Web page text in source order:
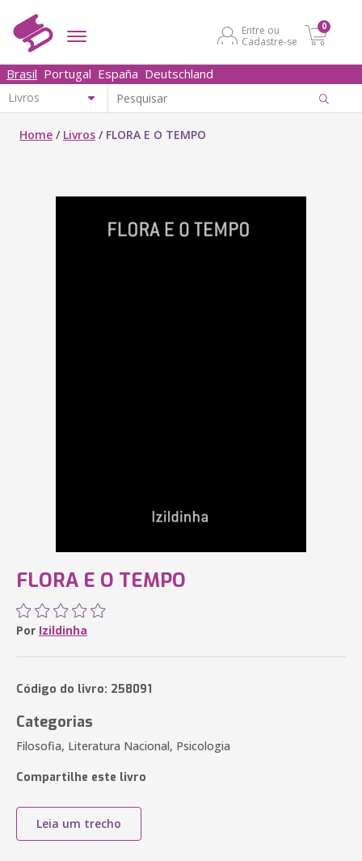
Entre ou
Cadastre-se
0
Brasil Portugal España Deutschland
Home / Livros / FLORA E O TEMPO
FLORA E O TEMPO
Por Izildinha
Código do livro: 258091
Categorias
Filosofia, Literatura Nacional, Psicologia
Compartilhe este livro
Leia um trecho